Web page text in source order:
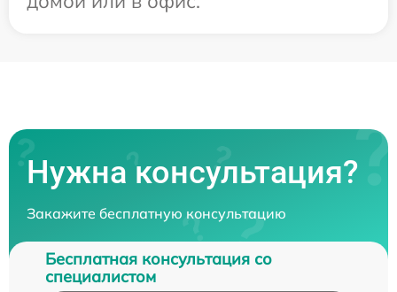
Нужна консультация?
Закажите бесплатную консультацию
Бесплатная консультация со
специалистом